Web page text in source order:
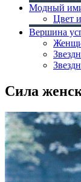
Модный
Цвет
Вершина
Сила